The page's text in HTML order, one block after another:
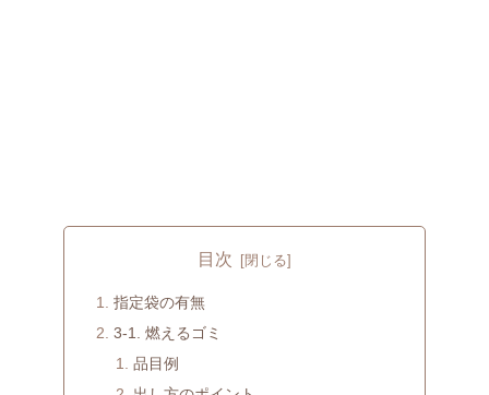
目次
指定袋の有無
3-1. 燃えるゴミ
品目例